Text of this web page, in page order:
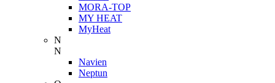
MORA-TOP
MY HEAT
MyHeat
N
N
Navien
Neptun